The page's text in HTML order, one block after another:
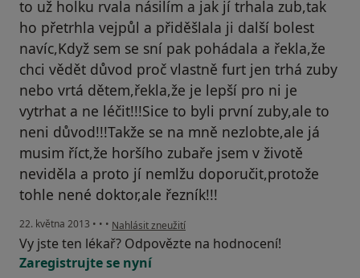
to už holku rvala násilím a jak jí trhala zub,tak
ho přetrhla vejpůl a přiděšlala ji další bolest
navíc,Když sem se sní pak pohádala a řekla,že
chci vědět důvod proč vlastně furt jen trhá zuby
nebo vrtá dětem,řekla,že je lepší pro ni je
vytrhat a ne léčit!!!Sice to byli první zuby,ale to
neni důvod!!!Takže se na mně nezlobte,ale já
musim říct,že horšího zubaře jsem v životě
neviděla a proto jí nemlžu doporučit,protože
tohle nené doktor,ale řezník!!!
22. května 2013 • • • podle názoru uživatele Váš účet byl odstraněn
Nahlásit zneužití
Vy jste ten lékař? Odpovězte na hodnocení!
Zaregistrujte se nyní